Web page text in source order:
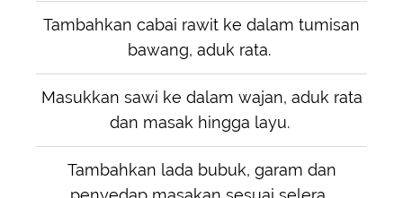
Tambahkan cabai rawit ke dalam tumisan
bawang, aduk rata.
Masukkan sawi ke dalam wajan, aduk rata
dan masak hingga layu.
Tambahkan lada bubuk, garam dan